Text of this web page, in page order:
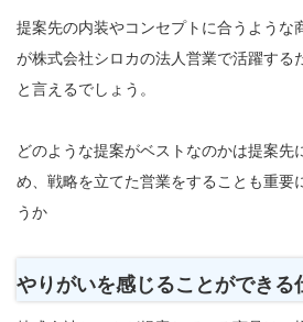
提案先の内装やコンセプトに合うような
が株式会社シロカの法人営業で活躍する
と言えるでしょう。
どのような提案がベストなのかは提案先
め、戦略を立てた営業をすることも重要
うか
やりがいを感じることができる